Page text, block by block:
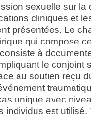
sexuelle sur la
cliniques et
présentées. Le
qui compose
à
le conjoint
au soutien reçu
unique avec
individus est utilisé.